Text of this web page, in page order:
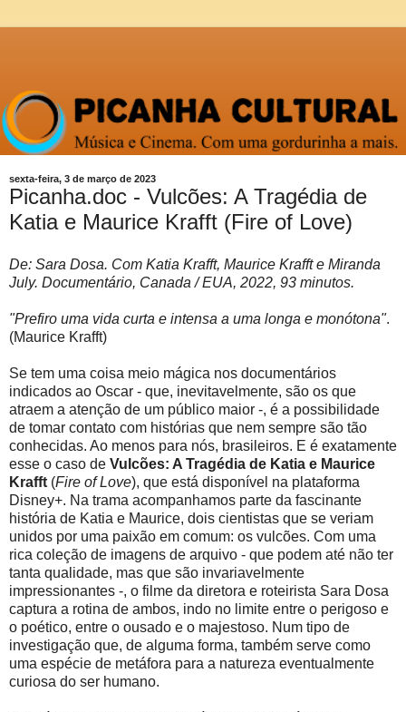
sexta-feira, 3 de março de 2023
Picanha.doc - Vulcões: A Tragédia de
Katia e Maurice Krafft (Fire of Love)
De: Sara Dosa. Com Katia Krafft, Maurice Krafft e Miranda
July. Documentário, Canada / EUA, 2022, 93 minutos.
"Prefiro uma vida curta e intensa a uma longa e monótona".
(Maurice Krafft)
Se tem uma coisa meio mágica nos documentários
indicados ao Oscar - que, inevitavelmente, são os que
atraem a atenção de um público maior -, é a possibilidade
de tomar contato com histórias que nem sempre são tão
conhecidas. Ao menos para nós, brasileiros. E é exatamente
esse o caso de Vulcões: A Tragédia de Katia e Maurice
Krafft (Fire of Love), que está disponível na plataforma
Disney+. Na trama acompanhamos parte da fascinante
história de Katia e Maurice, dois cientistas que se veriam
unidos por uma paixão em comum: os vulcões. Com uma
rica coleção de imagens de arquivo - que podem até não ter
tanta qualidade, mas que são invariavelmente
impressionantes -, o filme da diretora e roteirista Sara Dosa
captura a rotina de ambos, indo no limite entre o perigoso e
o poético, entre o ousado e o majestoso. Num tipo de
investigação que, de alguma forma, também serve como
uma espécie de metáfora para a natureza eventualmente
curiosa do ser humano.